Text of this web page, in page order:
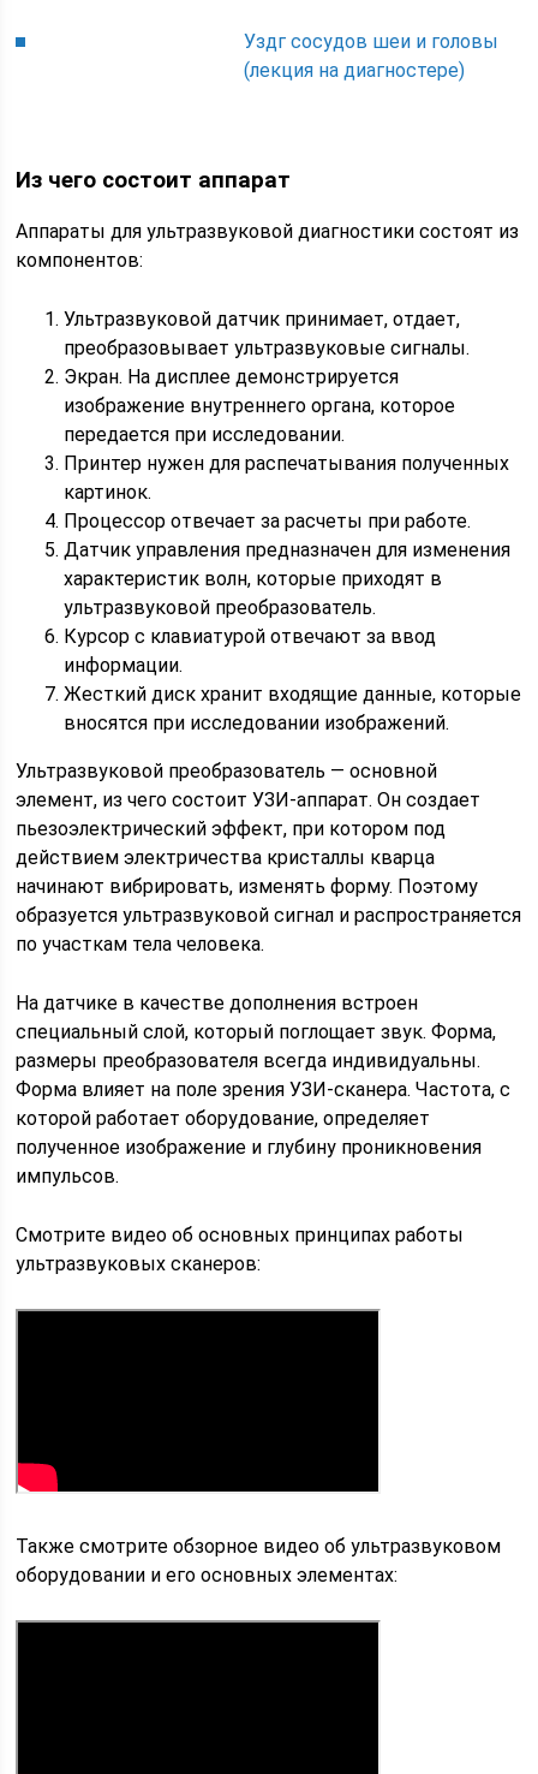
Уздг сосудов шеи и головы
(лекция на диагностере)
Из чего состоит аппарат
Аппараты для ультразвуковой диагностики состоят из
компонентов:
Ультразвуковой датчик принимает, отдает,
преобразовывает ультразвуковые сигналы.
Экран. На дисплее демонстрируется
изображение внутреннего органа, которое
передается при исследовании.
Принтер нужен для распечатывания полученных
картинок.
Процессор отвечает за расчеты при работе.
Датчик управления предназначен для изменения
характеристик волн, которые приходят в
ультразвуковой преобразователь.
Курсор с клавиатурой отвечают за ввод
информации.
Жесткий диск хранит входящие данные, которые
вносятся при исследовании изображений.
Ультразвуковой преобразователь — основной
элемент, из чего состоит УЗИ-аппарат. Он создает
пьезоэлектрический эффект, при котором под
действием электричества кристаллы кварца
начинают вибрировать, изменять форму. Поэтому
образуется ультразвуковой сигнал и распространяется
по участкам тела человека.
На датчике в качестве дополнения встроен
специальный слой, который поглощает звук. Форма,
размеры преобразователя всегда индивидуальны.
Форма влияет на поле зрения УЗИ-сканера. Частота, с
которой работает оборудование, определяет
полученное изображение и глубину проникновения
импульсов.
Смотрите видео об основных принципах работы
ультразвуковых сканеров:
Также смотрите обзорное видео об ультразвуковом
оборудовании и его основных элементах: